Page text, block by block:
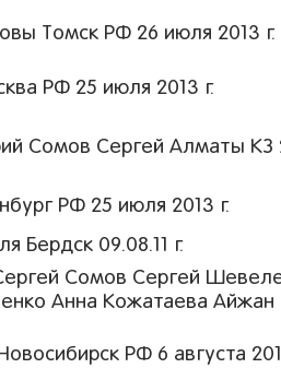
Томск РФ 26 июля 2013 г.
РФ 25 июля 2013 г.
Сомов Сергей Алматы КЗ
РФ 25 июля 2013 г.
Бердск 09.08.11 г.
Сомов Сергей
Анна Кожатаева Айжан
РФ 6 августа